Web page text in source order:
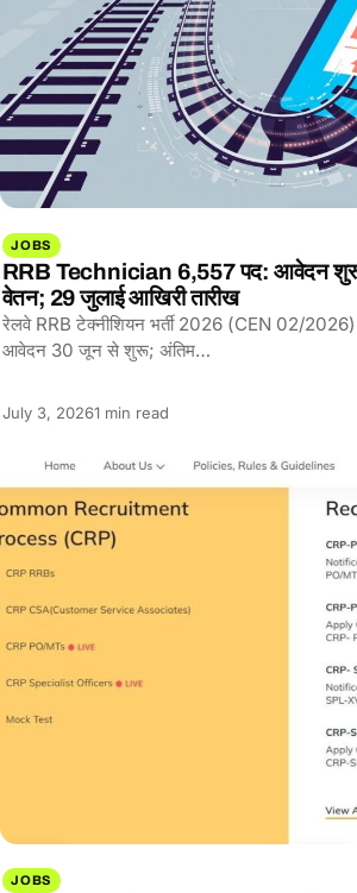
JOBS
RRB Technician 6,557 पद: आवेदन
वेतन; 29 जुलाई आखिरी तारीख
रेलवे RRB टेक्नीशियन भर्ती 2026 (CEN 02/
आवेदन 30 जून से शुरू; अंतिम…
July 3, 2026Reading
1 min read
JOBS